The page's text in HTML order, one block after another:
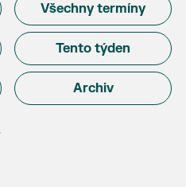
Všechny termíny
Tento týden
Archiv